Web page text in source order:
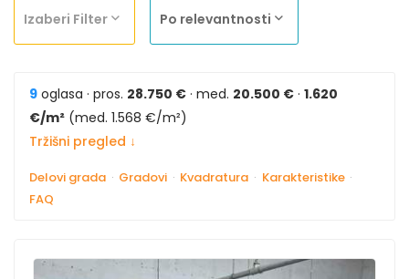
Izaberi Filter Po relevantnosti
9 oglasa · pros. 28.750 € · med. 20.500 € · 1.620
€/m² (med. 1.568 €/m²)
Tržišni pregled ↓
Delovi grada · Gradovi · Kvadratura · Karakteristike ·
FAQ